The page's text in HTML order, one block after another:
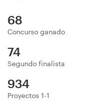
68
Concurso ganado
74
Segundo finalista
934
Proyectos 1-1
Tarjeta de presentación
Guía de la marca
Explorar todas las categorías